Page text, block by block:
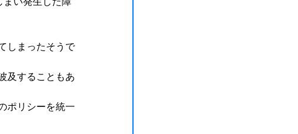
まったそうで
することもあ
リシーを統一